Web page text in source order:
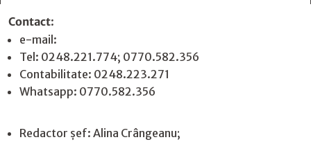
Contact:
e-mail:
Tel: 0248.221.774; 0770.582.356
Contabilitate: 0248.223.271
Whatsapp: 0770.582.356
Redactor șef: Alina Crângeanu;